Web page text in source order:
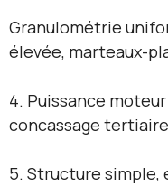
Granulométrie
élevée, marteaux-
4. Puissance
concassage tertiaire
5. Structure